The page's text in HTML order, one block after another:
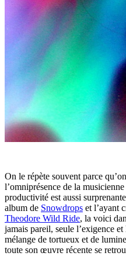
On le répète souvent parce
l’omniprésence de la
productivité est aussi
album de Snowdrops et l’ayant
Theodore Wild Ride, la voici
jamais pareil, seule l’exigence
mélange de tortueux et de
toute son œuvre récente se